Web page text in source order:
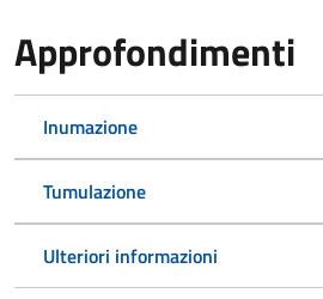
Approfondimenti
Inumazione
Tumulazione
Ulteriori informazioni